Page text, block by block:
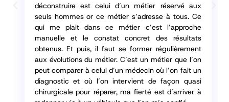
déconstruire est celui d’un métier réservé aux
seuls hommes or ce métier s’adresse à tous. Ce
qui me plait dans ce métier c’est l’approche
manuelle et le constat concret des résultats
obtenus. Et puis, il faut se former régulièrement
aux évolutions du métier. C’est un métier que l’on
peut comparer à celui d’un médecin où l’on fait un
diagnostic et où l’on intervient de façon quasi
chirurgicale pour réparer, ma fierté est d’arriver à